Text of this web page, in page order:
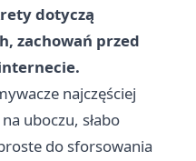
dotyczą
zachowań przed
najczęściej
uboczu, słabo
do sforsowania